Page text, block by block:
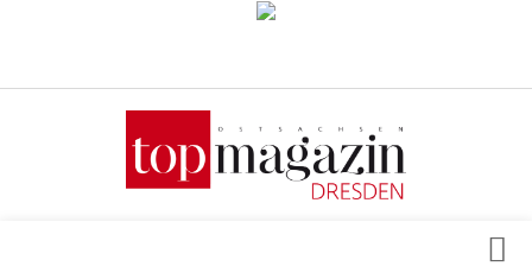
Verkaufsstellen